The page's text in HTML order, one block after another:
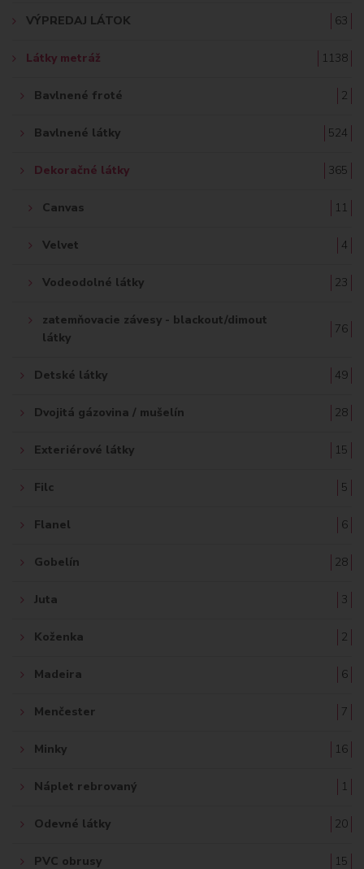
VÝPREDAJ LÁTOK 63
Látky metráž 1138
Bavlnené froté 2
Bavlnené látky 524
Dekoračné látky 365
Canvas 11
Velvet 4
Vodeodolné látky 23
zatemňovacie závesy - blackout/dimout
látky
76
Detské látky 49
Dvojitá gázovina / mušelín 28
Exteriérové látky 15
Filc 5
Flanel 6
Gobelín 28
Juta 3
Koženka 2
Madeira 6
Menčester 7
Minky 16
Náplet rebrovaný 1
Odevné látky 20
PVC obrusy 15